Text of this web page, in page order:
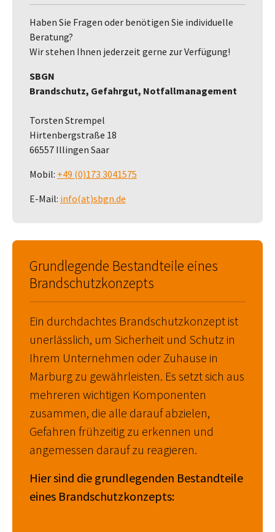
Haben Sie Fragen oder benötigen Sie individuelle
Beratung?
Wir stehen Ihnen jederzeit gerne zur Verfügung!
SBGN
Brandschutz, Gefahrgut, Notfallmanagement
Torsten Strempel
Hirtenbergstraße 18
66557 Illingen Saar
Mobil: +49 (0)173 3041575
E-Mail: info(at)sbgn.de
Grundlegende Bestandteile eines
Brandschutzkonzepts
Ein durchdachtes Brandschutzkonzept ist
unerlässlich, um Sicherheit und Schutz in
Ihrem Unternehmen oder Zuhause in
Marburg zu gewährleisten. Es setzt sich aus
mehreren wichtigen Komponenten
zusammen, die alle darauf abzielen,
Gefahren frühzeitig zu erkennen und
angemessen darauf zu reagieren.
Hier sind die grundlegenden Bestandteile
eines Brandschutzkonzepts: